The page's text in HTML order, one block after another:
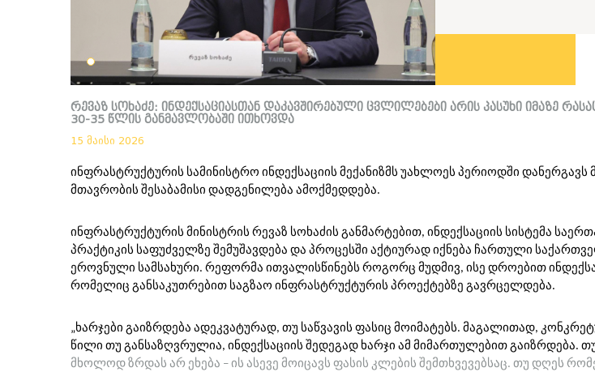
რევაზ სოხაძე: ინდექსაციასთან დაკავშირებული ცვლილებები არის პასუხი იმაზე
30-35 წლის განმავლობაში ითხოვდა
15 მაისი 2026
ინფრასტრუქტურის სამინისტრო ინდექსაციის მექანიზმს უახლოეს პერიოდში დანერგავს
მთავრობის შესაბამისი დადგენილება ამოქმედდება.
ინფრასტრუქტურის მინისტრის რევაზ სოხაძის განმარტებით, ინდექსაციის სისტემა
პრაქტიკის საფუძველზე შემუშავდება და პროცესში აქტიურად იქნება ჩართული
ეროვნული სამსახური. რეფორმა ითვალისწინებს როგორც მუდმივ, ისე დროებით
რომელიც განსაკუთრებით საგზაო ინფრასტრუქტურის პროექტებზე გავრცელდება.
„ხარჯები გაიზრდება ადეკვატურად, თუ საწვავის ფასიც მოიმატებს. მაგალითად,
წილი თუ განსაზღვრულია, ინდექსაციის შედეგად ხარჯი ამ მიმართულებით გაიზრდება.
მხოლოდ ზრდას არ ეხება – ის ასევე მოიცავს ფასის კლების შემთხვევებსაც. თუ დღეს